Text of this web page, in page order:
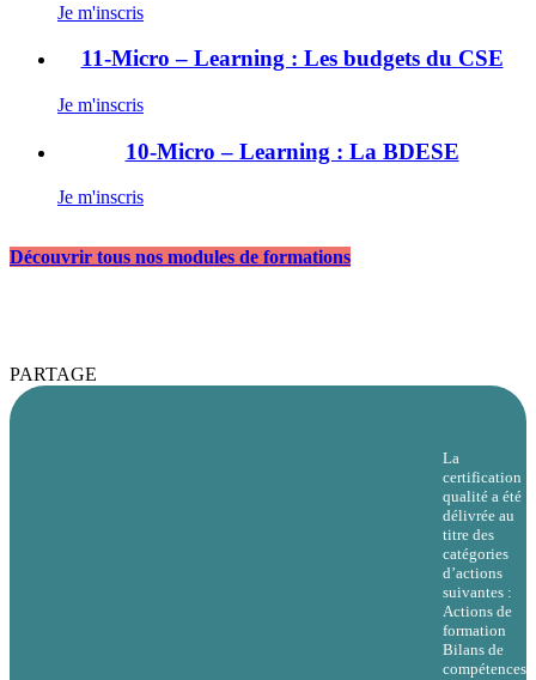
Je m'inscris
11-Micro – Learning : Les budgets du CSE
Je m'inscris
10-Micro – Learning : La BDESE
Je m'inscris
Découvrir tous nos modules de formations
PARTAGE
La
certification
qualité a été
délivrée au
titre des
catégories
d’actions
suivantes :
Actions de
formation
Bilans de
compétences